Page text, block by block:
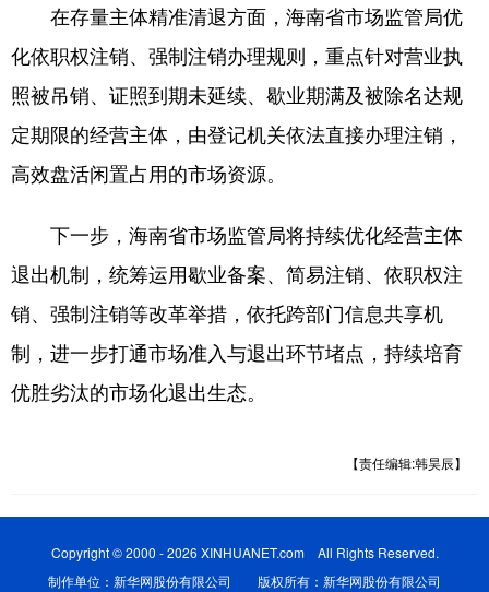
在存量主体精准清退方面，海南省市场监管局优
化依职权注销、强制注销办理规则，重点针对营业执
照被吊销、证照到期未延续、歇业期满及被除名达规
定期限的经营主体，由登记机关依法直接办理注销，
高效盘活闲置占用的市场资源。
下一步，海南省市场监管局将持续优化经营主体
退出机制，统筹运用歇业备案、简易注销、依职权注
销、强制注销等改革举措，依托跨部门信息共享机
制，进一步打通市场准入与退出环节堵点，持续培育
优胜劣汰的市场化退出生态。
【责任编辑:韩昊辰】
Copyright © 2000 - 2026 XINHUANET.com All Rights Reserved.
制作单位：新华网股份有限公司 版权所有：新华网股份有限公司